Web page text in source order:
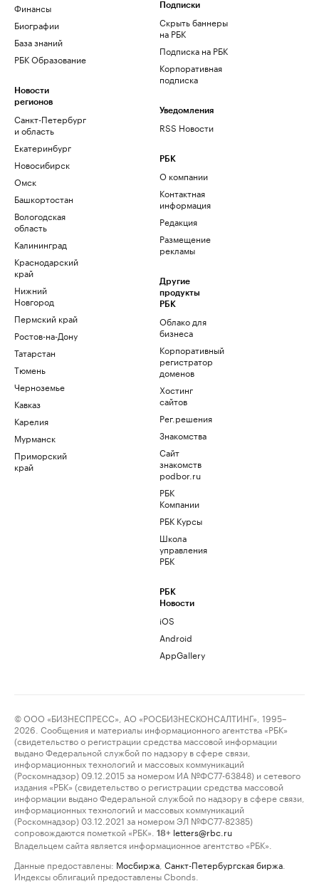
Финансы
Биографии
База знаний
РБК Образование
Новости
регионов
Санкт-Петербург
и область
Екатеринбург
Новосибирск
Омск
Башкортостан
Вологодская
область
Калининград
Краснодарский
край
Нижний
Новгород
Пермский край
Ростов-на-Дону
Татарстан
Тюмень
Черноземье
Кавказ
Карелия
Мурманск
Приморский
край
Подписки
Скрыть баннеры
на РБК
Подписка на РБК
Корпоративная
подписка
Уведомления
RSS Новости
РБК
О компании
Контактная
информация
Редакция
Размещение
рекламы
Другие
продукты
РБК
Облако для
бизнеса
Корпоративный
регистратор
доменов
Хостинг
сайтов
Рег.решения
Знакомства
Сайт
знакомств
podbor.ru
РБК
Компании
РБК Курсы
Школа
управления
РБК
РБК
Новости
iOS
Android
AppGallery
© ООО «БИЗНЕСПРЕСС», АО «РОСБИЗНЕСКОНСАЛТИНГ», 1995–
2026. Сообщения и материалы информационного агентства «РБК»
(свидетельство о регистрации средства массовой информации
выдано Федеральной службой по надзору в сфере связи,
информационных технологий и массовых коммуникаций
(Роскомнадзор) 09.12.2015 за номером ИА №ФС77-63848) и сетевого
издания «РБК» (свидетельство о регистрации средства массовой
информации выдано Федеральной службой по надзору в сфере связи,
информационных технологий и массовых коммуникаций
(Роскомнадзор) 03.12.2021 за номером ЭЛ №ФС77-82385)
сопровождаются пометкой «РБК».
18+ letters@rbc.ru
Владельцем сайта является информационное агентство «РБК».
Данные предоставлены: Мосбиржа Санкт-Петербургская биржа
Индексы облигаций предоставлены Cbonds.